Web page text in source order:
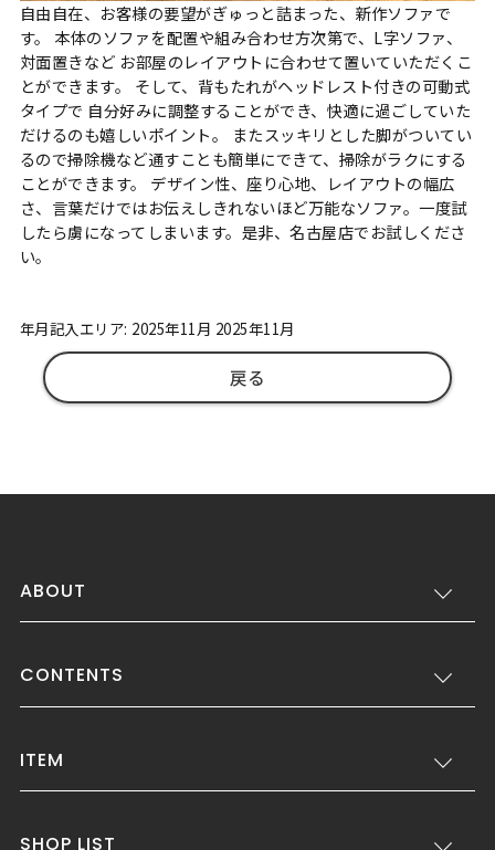
自由自在、お客様の要望がぎゅっと詰まった、新作ソファで
す。 本体のソファを配置や組み合わせ方次第で、L字ソファ、
対面置きなど お部屋のレイアウトに合わせて置いていただくこ
とができます。 そして、背もたれがヘッドレスト付きの可動式
タイプで 自分好みに調整することができ、快適に過ごしていた
だけるのも嬉しいポイント。 またスッキリとした脚がついてい
るので掃除機など通すことも簡単にできて、掃除がラクにする
ことができます。 デザイン性、座り心地、レイアウトの幅広
さ、言葉だけではお伝えしきれないほど万能なソファ。一度試
したら虜になってしまいます。是非、名古屋店でお試しくださ
い。
年月記入エリア: 2025年11月 2025年11月
戻る
ABOUT
CONTENTS
ITEM
SHOP LIST